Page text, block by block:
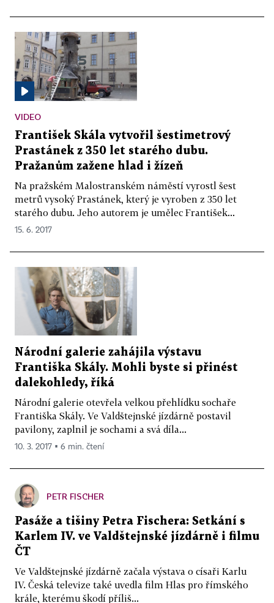
VIDEO
František Skála vytvořil šestimetrový
Prastánek z 350 let starého dubu.
Pražanům zažene hlad i žízeň
Na pražském Malostranském náměstí vyrostl šest
metrů vysoký Prastánek, který je vyroben z 350 let
starého dubu. Jeho autorem je umělec František...
15. 6. 2017
Národní galerie zahájila výstavu
Františka Skály. Mohli byste si přinést
dalekohledy, říká
Národní galerie otevřela velkou přehlídku sochaře
Františka Skály. Ve Valdštejnské jízdárně postavil
pavilony, zaplnil je sochami a svá díla...
10. 3. 2017 ▪ 6 min. čtení
PETR FISCHER
Pasáže a tišiny Petra Fischera: Setkání s
Karlem IV. ve Valdštejnské jízdárně i filmu
ČT
Ve Valdštejnské jízdárně začala výstava o císaři Karlu
IV. Česká televize také uvedla film Hlas pro římského
krále, kterému škodí příliš...